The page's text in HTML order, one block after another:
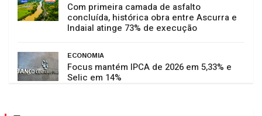
Com primeira camada de asfalto
concluída, histórica obra entre Ascurra e
Indaial atinge 73% de execução
ECONOMIA
Focus mantém IPCA de 2026 em 5,33% e
Selic em 14%